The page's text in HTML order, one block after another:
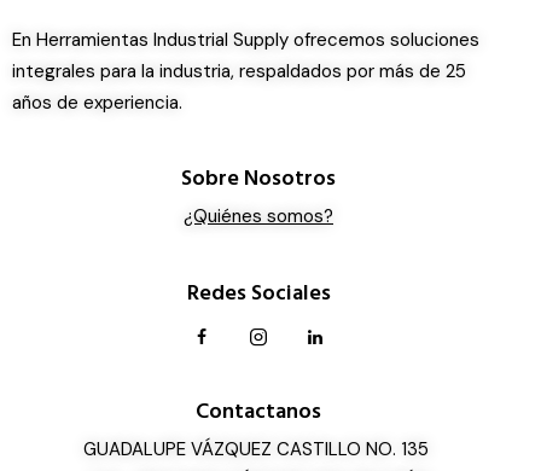
En Herramientas Industrial Supply ofrecemos soluciones
integrales para la industria, respaldados por más de 25
años de experiencia.
Sobre Nosotros
¿Quiénes somos?
Redes Sociales
Contactanos
GUADALUPE VÁZQUEZ CASTILLO NO. 135